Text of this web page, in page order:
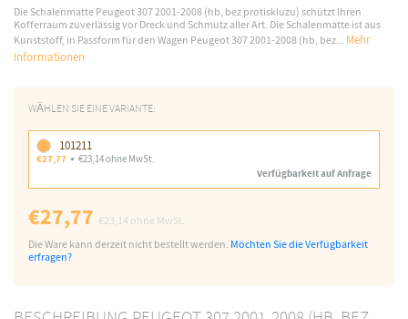
Die Schalenmatte Peugeot 307 2001-2008 (hb, bez protiskluzu) schützt Ihren
Kofferraum zuverlässig vor Dreck und Schmutz aller Art. Die Schalenmatte ist aus
Kunststoff, in Passform für den Wagen Peugeot 307 2001-2008 (hb, bez... Mehr
Informationen
WÄHLEN SIE EINE VARIANTE:
101211
€27,77
€23,14 ohne MwSt.
Verfügbarkeit auf Anfrage
€27,77 €23,14 ohne MwSt.
Die Ware kann derzeit nicht bestellt werden. Möchten Sie die Verfügbarkeit
erfragen?